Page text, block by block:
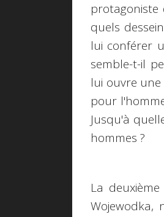
protagoniste
quels
lui conférer
semble-t-il
lui ouvre
pour
Jusqu'à
hommes ?
La
Wojewodka,